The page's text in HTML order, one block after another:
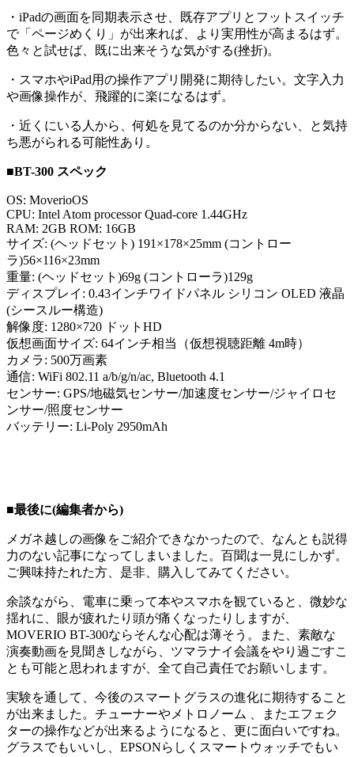
・iPadの画面を同期表示させ、既存アプリとフットスイッチ
で「ページめくり」が出来れば、より実用性が高まるはず。
色々と試せば、既に出来そうな気がする(挫折)。
・スマホやiPad用の操作アプリ開発に期待したい。文字入力
や画像操作が、飛躍的に楽になるはず。
・近くにいる人から、何処を見てるのか分からない、と気持
ち悪がられる可能性あり。
■BT-300 スペック
OS: MoverioOS
CPU: Intel Atom processor Quad-core 1.44GHz
RAM: 2GB ROM: 16GB
サイズ: (ヘッドセット) 191×178×25mm (コントロー
ラ)56×116×23mm
重量: (ヘッドセット)69g (コントローラ)129g
ディスプレイ: 0.43インチワイドパネル シリコン OLED 液晶
(シースルー構造)
解像度: 1280×720 ドットHD
仮想画面サイズ: 64インチ相当（仮想視聴距離 4m時）
カメラ: 500万画素
通信: WiFi 802.11 a/b/g/n/ac, Bluetooth 4.1
センサー: GPS/地磁気センサー/加速度センサー/ジャイロセ
ンサー/照度センサー
バッテリー: Li-Poly 2950mAh
■最後に(編集者から)
メガネ越しの画像をご紹介できなかったので、なんとも説得
力のない記事になってしまいました。百聞は一見にしかず。
ご興味持たれた方、是非、購入してみてください。
余談ながら、電車に乗って本やスマホを観ていると、微妙な
揺れに、眼が疲れたり頭が痛くなったりしますが、
MOVERIO BT-300ならそんな心配は薄そう。また、素敵な
演奏動画を見聞きしながら、ツマラナイ会議をやり過ごすこ
とも可能と思われますが、全て自己責任でお願いします。
実験を通して、今後のスマートグラスの進化に期待すること
が出来ました。チューナーやメトロノーム 、またエフェク
ターの操作などが出来るようになると、更に面白いですね。
グラスでもいいし、EPSONらしくスマートウォッチでもい